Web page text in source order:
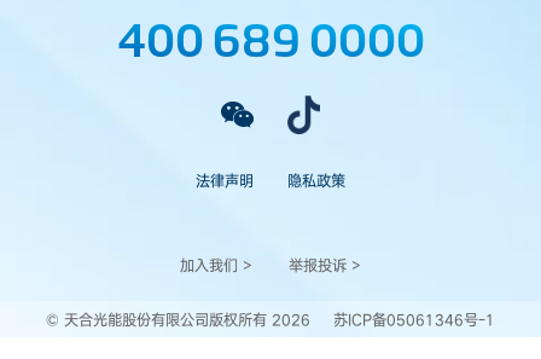
400 689 0000
法律声明 隐私政策
加入我们 > 举报投诉 >
© 天合光能股份有限公司版权所有 2026 苏ICP备05061346号-1